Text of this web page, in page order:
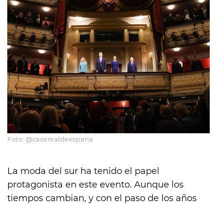
Foto: @casarealdeespana
La moda del sur ha tenido el papel
protagonista en este evento. Aunque los
tiempos cambian, y con el paso de los años